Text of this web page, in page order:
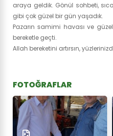
araya geldik. Gönül sohbeti,
gibi çok güzel bir gün yaşadık.
Pazarın samimi havası ve
bereketle geçti.
Allah bereketini artırsın,
FOTOĞRAFLAR